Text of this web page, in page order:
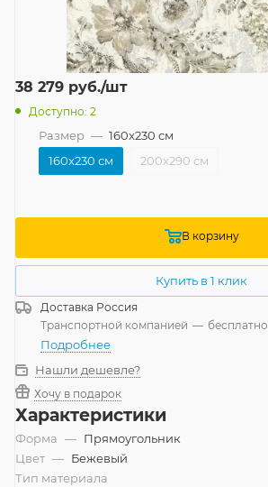
38 279 руб./шт
Доступно: 2
Размер — 160x230 см
160x230 см
200x290 см
В корзину
Купить в 1 клик
Доставка Россия
Транспортной компанией — бесплатно
Подробнее
Нашли дешевле?
Хочу в подарок
Характеристики
Форма — Прямоугольник
Цвет — Бежевый
Тип материала